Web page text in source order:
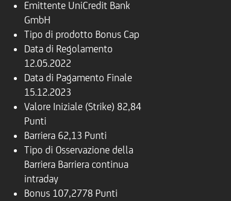
Emittente UniCredit Bank
GmbH
Tipo di prodotto Bonus Cap
Data di Regolamento
12.05.2022
Data di Pagamento Finale
15.12.2023
Valore Iniziale (Strike) 82,84
Punti
Barriera 62,13 Punti
Tipo di Osservazione della
Barriera Barriera continua
intraday
Bonus 107,2778 Punti